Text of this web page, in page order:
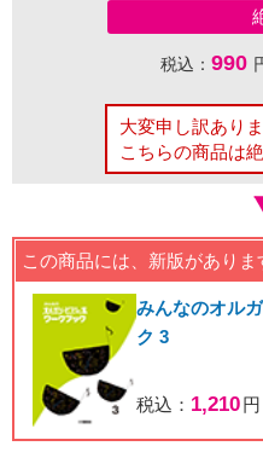
税込： 990
大変申し訳ありま
こちらの商品は
この商品には、新版がありま
みんなのオル
ク 3
税込： 1,210円